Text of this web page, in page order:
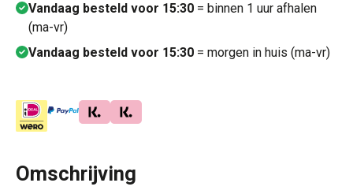
Vandaag besteld voor 15:30 = binnen 1 uur afhalen
(ma-vr)
Vandaag besteld voor 15:30 = morgen in huis (ma-vr)
Omschrijving